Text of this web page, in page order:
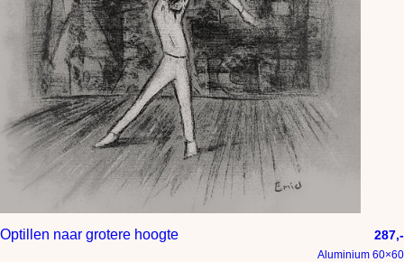
Optillen naar grotere hoogte 287,-
Aluminium 60×60